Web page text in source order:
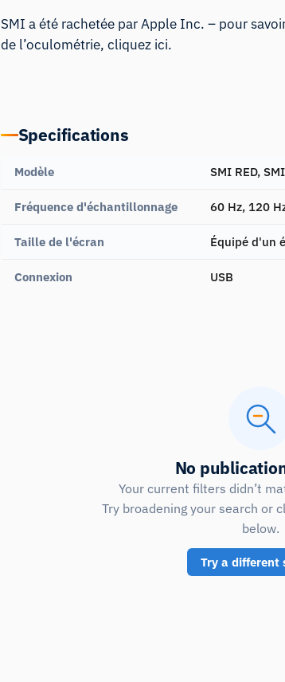
SMI a été rachetée par Apple Inc. – pour
de l’oculométrie, cliquez ici.
Specifications
Modèle SMI RED,
Fréquence d'échantillonnage 60 Hz, 120
Taille de l'écran Équipé d'un
Connexion USB
No
Your current filters didn’t
Try broadening your search or
below.
Try a different